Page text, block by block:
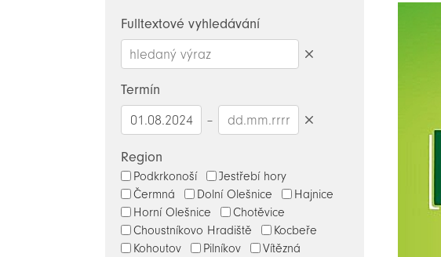
Fulltextové vyhledávání
Termín
–
Region
Podkrkonoší
Jestřebí hory
Čermná
Dolní Olešnice
Hajnice
Horní Olešnice
Chotěvice
Choustníkovo Hradiště
Kocbeře
Kohoutov
Pilníkov
Vítězná